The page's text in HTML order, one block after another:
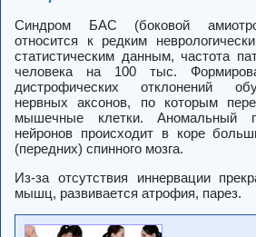
Синдром БАС (боковой
относится к редким
статистическим данным, частота
человека на 100 тыс.
дистрофических отклонений
нервных аксонов, по которым
мышечные клетки. Аномальный
нейронов происходит в коре
(передних) спинного мозга.
Из-за отсутствия иннервации
мышц, развивается атрофия, парез.